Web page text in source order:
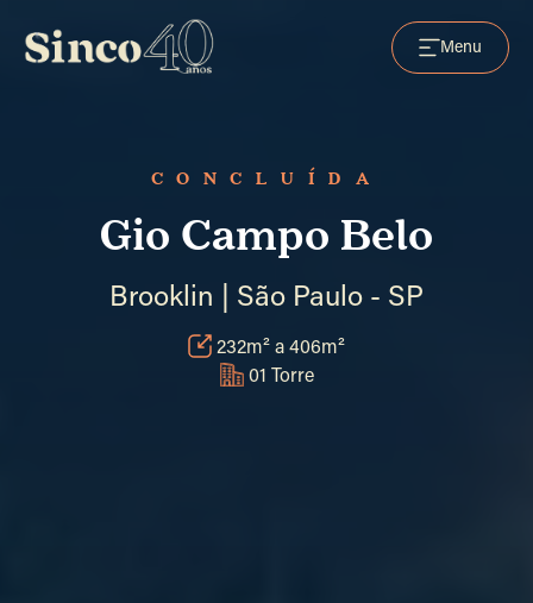
Menu
CONCLUÍDA
Gio Campo Belo
Brooklin | São Paulo - SP
232m² a 406m²
01 Torre